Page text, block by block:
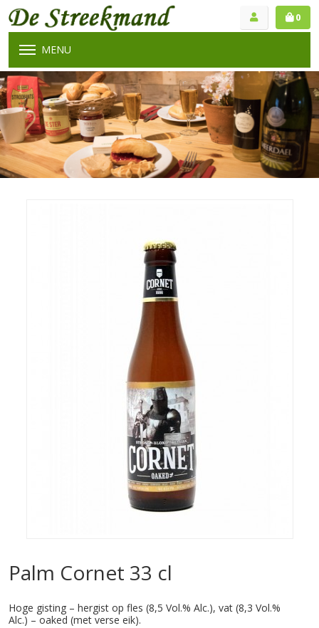
0
MENU
Palm Cornet 33 cl
Hoge gisting – hergist op fles (8,5 Vol.% Alc.), vat (8,3 Vol.%
Alc.) – oaked (met verse eik).